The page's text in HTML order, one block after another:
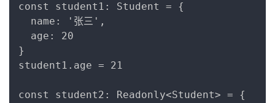
const student1: Student = {
  name: '张三',
  age: 20
}
student1.age = 21
const student2: Readonly<Student> = {